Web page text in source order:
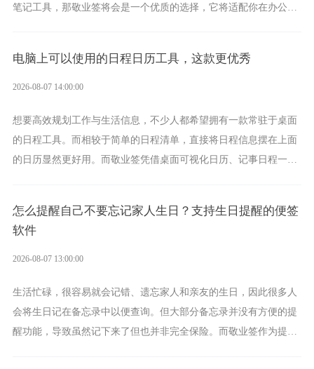
笔记工具，那敬业签将会是一个优质的选择，它将适配你在办公、
电脑上可以使用的日程日历工具，这款更优秀
2026-08-07 14:00:00
想要高效规划工作与生活信息，不少人都希望拥有一款常驻于桌面
的日程工具。而相较于简单的日程清单，直接将日程信息摆在上面
的日历显然更好用。而敬业签凭借桌面可视化日历、记事日程一体
怎么提醒自己不要忘记家人生日？支持生日提醒的便签
软件
2026-08-07 13:00:00
生活忙碌，很容易就会记错、遗忘家人和亲友的生日，因此很多人
会将生日记在备忘录中以便查询。但大部分备忘录并没有方便的提
醒功能，导致虽然记下来了但也并非完全保险。而敬业签作为提醒